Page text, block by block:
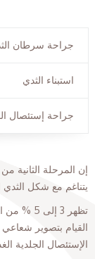
جراحة سرطان
استبناء الثدي
جراحة إستئصال
إن المرحلة الثانية
يتناغم مع شكل الثدي
تظهر 3
القيام بتصوير
الإستئصال الجلدية